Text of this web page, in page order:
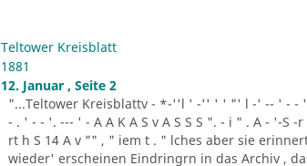
Teltower Kreisblatt
1881
12. Januar , Seite 2
"...Teltower Kreisblattv - *-''l ' -'' ' ' "' l -' -- ' - -
- . ' - - '. --- ' - A A K A S v A S S S ". - i " . A - '-S
rt h S 14 A v "" , " iem t . " lches aber sie
wieder' erscheinen Eindringrn in das Archiv ,